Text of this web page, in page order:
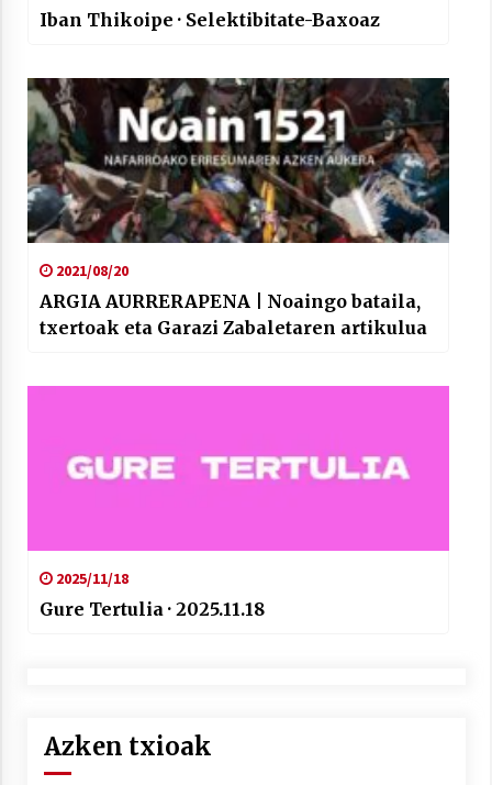
Iban Thikoipe · Selektibitate-Baxoaz
2021/08/20
ARGIA AURRERAPENA | Noaingo bataila,
txertoak eta Garazi Zabaletaren artikulua
2025/11/18
Gure Tertulia · 2025.11.18
Azken txioak